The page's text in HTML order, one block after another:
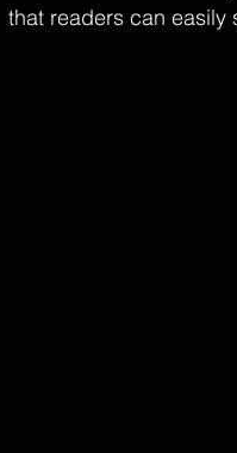
that readers can easily